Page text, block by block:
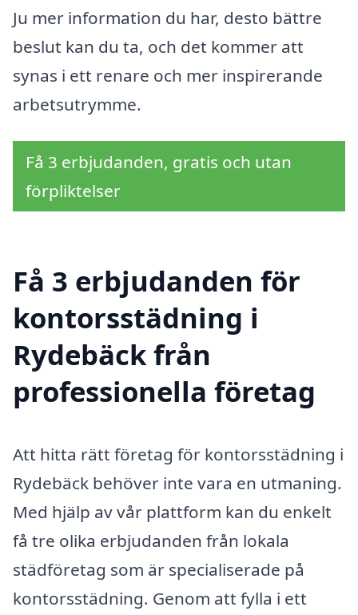
Ju mer information du har, desto bättre
beslut kan du ta, och det kommer att
synas i ett renare och mer inspirerande
arbetsutrymme.
Få 3 erbjudanden, gratis och utan
förpliktelser
Få 3 erbjudanden för
kontorsstädning i
Rydebäck från
professionella företag
Att hitta rätt företag för kontorsstädning i
Rydebäck behöver inte vara en utmaning.
Med hjälp av vår plattform kan du enkelt
få tre olika erbjudanden från lokala
städföretag som är specialiserade på
kontorsstädning. Genom att fylla i ett